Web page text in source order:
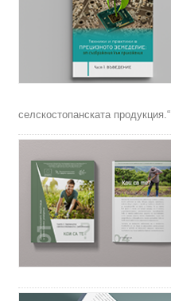
селскостопанската продукция.“